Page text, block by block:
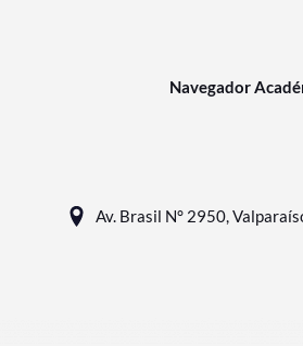
Navegador
Av. Brasil N° 2950,